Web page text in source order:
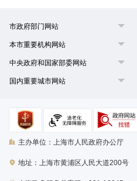
市政府部门网站
本市重要机构网站
中央政府和国家部委网站
国内重要城市网站
主办单位：上海市人民政府办公厅
地址：上海市黄浦区人民大道200号